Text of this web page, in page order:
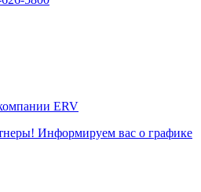
ERV
Информируем вас о графике